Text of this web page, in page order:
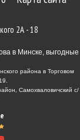
2А - 18
в Минске, выгодные
района в Торговом
Самохваловичский с/